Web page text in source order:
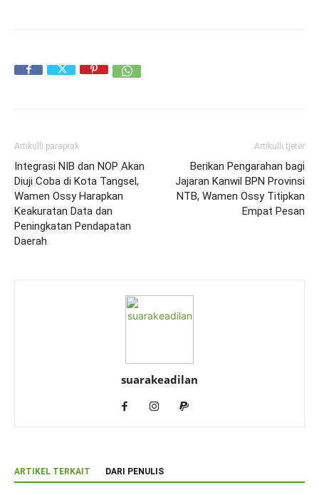
Artikulli paraprak
Integrasi NIB dan NOP Akan
Diuji Coba di Kota Tangsel,
Wamen Ossy Harapkan
Keakuratan Data dan
Peningkatan Pendapatan
Daerah
Artikulli tjetër
Berikan Pengarahan bagi
Jajaran Kanwil BPN Provinsi
NTB, Wamen Ossy Titipkan
Empat Pesan
suarakeadilan
ARTIKEL TERKAIT DARI PENULIS